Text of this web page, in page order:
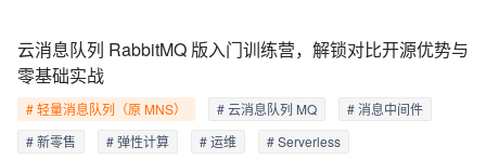
云消息队列 RabbitMQ 版入门训练营，解锁对比开源优势与
零基础实战
# 轻量消息队列（原 MNS） # 云消息队列 MQ
# 消息中间件
# 新零售
# 弹性计算 # 运维 # Serverless